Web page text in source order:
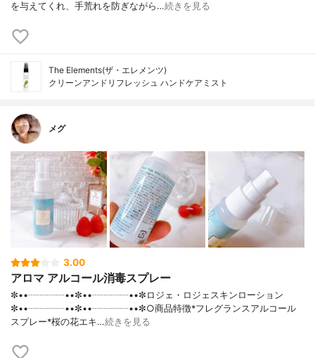
を与えてくれ、手荒れを防ぎながら…続きを見る
The Elements(ザ・エレメンツ)
クリーンアンドリフレッシュ ハンドケアミスト
メグ
3.00
アロマ アルコール消毒スプレー
✼••┈┈┈┈••✼••┈┈┈┈••✼ロジェ・ロジェスキンローション
✼••┈┈┈┈••✼••┈┈┈┈••✼○商品特徴*フレグランスアルコール
スプレー*桜の花エキ…続きを見る